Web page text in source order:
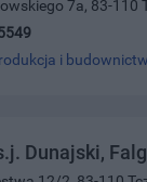
7a, 83-110
i
Dunajski,